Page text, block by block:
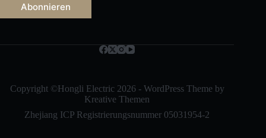
Abonnieren
Copyright ©Hongli Electric 2026 - WordPress Theme by
Kreative Themen
Zhejiang ICP Registrierungsnummer 05031954-2
ไทย
العربية
Bahasa Indonesia